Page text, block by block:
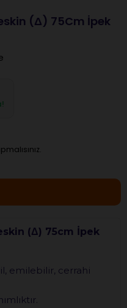
(Δ) 75Cm İpek
(Δ) 75cm İpek
emilebilir, cerrahi